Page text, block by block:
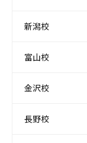
新潟校
富山校
金沢校
長野校